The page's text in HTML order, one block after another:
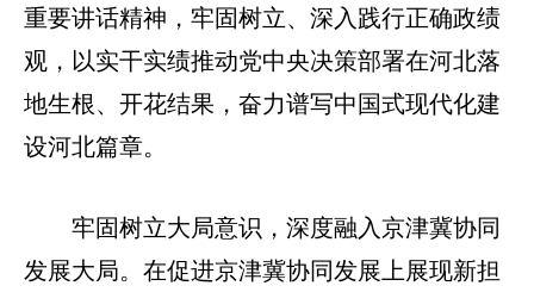
重要讲话精神，牢固树立、深入践行正确政绩
观，以实干实绩推动党中央决策部署在河北落
地生根、开花结果，奋力谱写中国式现代化建
设河北篇章。
牢固树立大局意识，深度融入京津冀协同
发展大局。在促进京津冀协同发展上展现新担